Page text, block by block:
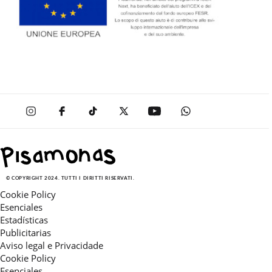
© COPYRIGHT 2024. TUTTI I DIRITTI RISERVATI.
Cookie Policy
Esenciales
Estadísticas
Publicitarias
Aviso legal e Privacidade
Cookie Policy